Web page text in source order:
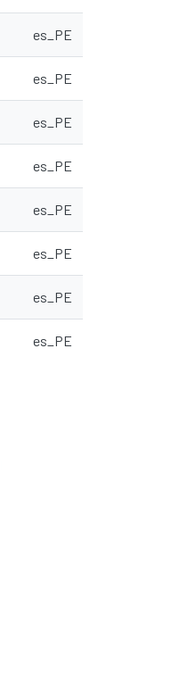
es_PE
es_PE
es_PE
es_PE
es_PE
es_PE
es_PE
es_PE